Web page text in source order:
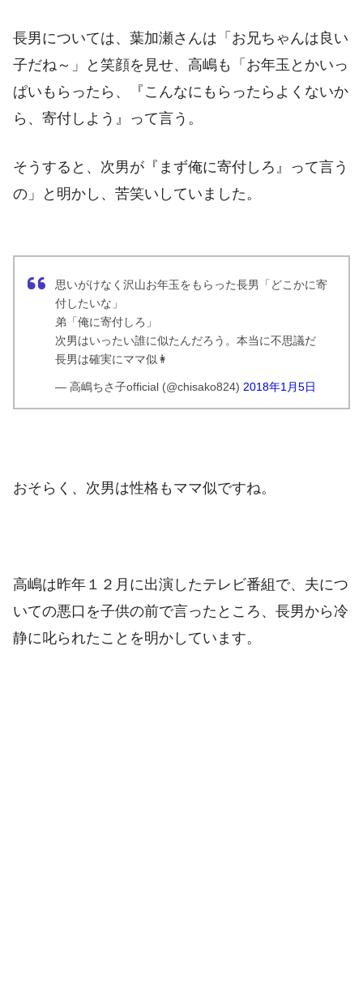
長男については、葉加瀬さんは「お兄ちゃんは良い
子だね～」と笑顔を見せ、高嶋も「お年玉とかいっ
ぱいもらったら、『こんなにもらったらよくないか
ら、寄付しよう』って言う。
そうすると、次男が『まず俺に寄付しろ』って言う
の」と明かし、苦笑いしていました。
思いがけなく沢山お年玉をもらった長男「どこかに寄
付したいな」
弟「俺に寄付しろ」
次男はいったい誰に似たんだろう。本当に不思議だ
長男は確実にママ似👩
— 高嶋ちさ子official (@chisako824) 2018年1月5日
おそらく、次男は性格もママ似ですね。
高嶋は昨年１２月に出演したテレビ番組で、夫につ
いての悪口を子供の前で言ったところ、長男から冷
静に叱られたことを明かしています。